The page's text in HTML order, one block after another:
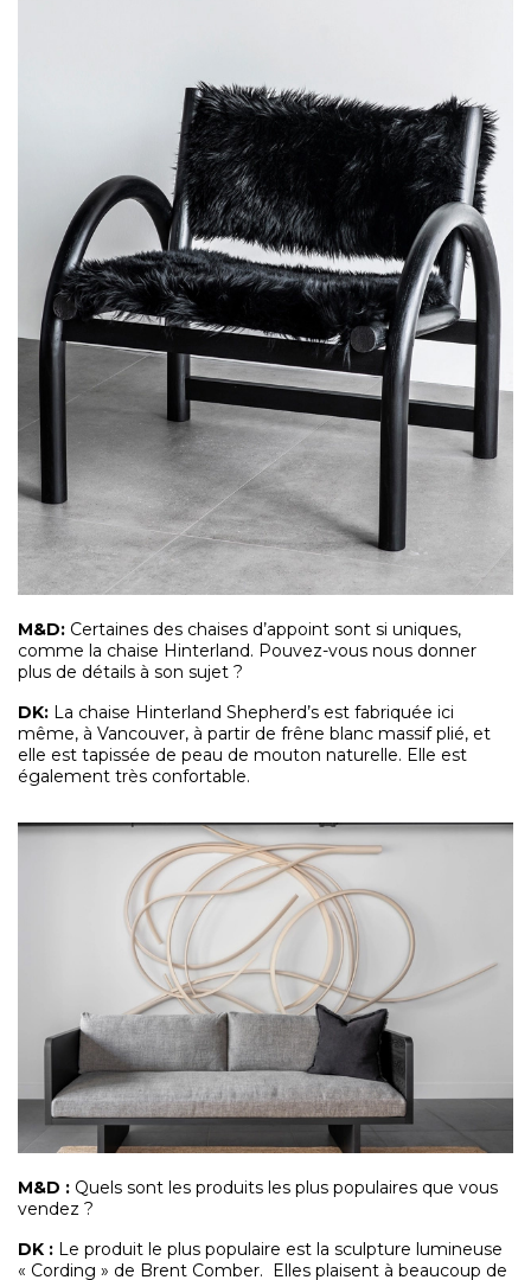
M&D: Certaines des chaises d’appoint sont si uniques,
comme la chaise Hinterland. Pouvez-vous nous donner
plus de détails à son sujet ?
DK: La chaise Hinterland Shepherd’s est fabriquée ici
même, à Vancouver, à partir de frêne blanc massif plié, et
elle est tapissée de peau de mouton naturelle. Elle est
également très confortable.
M&D : Quels sont les produits les plus populaires que vous
vendez ?
DK : Le produit le plus populaire est la sculpture lumineuse
« Cording » de Brent Comber. Elles plaisent à beaucoup de